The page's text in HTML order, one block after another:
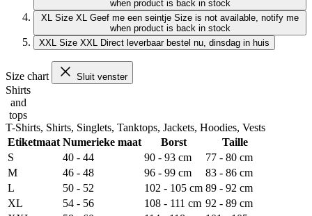
when product is back in stock
XL
Size XL Geef me een seintje Size is not available, notify me
when product is back in stock
XXL
Size XXL Direct leverbaar bestel nu, dinsdag in huis
Size chart Sluit venster
Shirts
and
tops
T-Shirts, Shirts, Singlets, Tanktops, Jackets, Hoodies, Vests
Etiketmaat Numerieke maat Borst
Taille
S
40 - 44 90 - 93 cm
77 - 80 cm
M
46 - 48 96 - 99 cm
83 - 86 cm
L
50 - 52 102 - 105 cm 89 - 92 cm
XL
54 - 56 108 - 111 cm 92 - 89 cm